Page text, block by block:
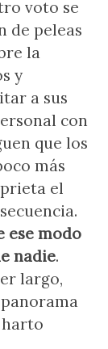
voto se
de peleas
la
y
a sus
con
que los
más
el
ese modo
nadie.
largo,
harto